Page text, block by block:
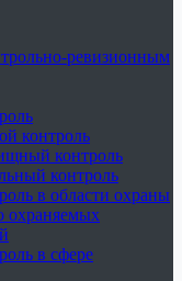
ревизионным
контроль
контроль
контроль
в области охраны
охраняемых
в сфере